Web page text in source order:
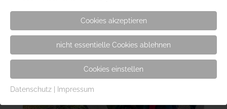
Cookies akzeptieren
nicht essentielle Cookies ablehnen
Cookies einstellen
Datenschutz | Impressum